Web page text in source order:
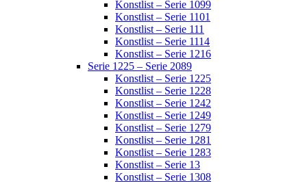
Konstlist – Serie 1099
Konstlist – Serie 1101
Konstlist – Serie 111
Konstlist – Serie 1114
Konstlist – Serie 1216
Serie 1225 – Serie 2089
Konstlist – Serie 1225
Konstlist – Serie 1228
Konstlist – Serie 1242
Konstlist – Serie 1249
Konstlist – Serie 1279
Konstlist – Serie 1281
Konstlist – Serie 1283
Konstlist – Serie 13
Konstlist – Serie 1308